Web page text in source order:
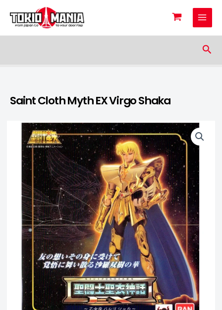
Skip to content
Saint Cloth Myth EX Virgo Shaka